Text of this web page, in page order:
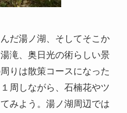
だ湯ノ湖、そしてそこか
滝、奥日光の術らしい景
りは散策コースになった
周しながら、石楠花やツ
みよう。湯ノ湖周辺では